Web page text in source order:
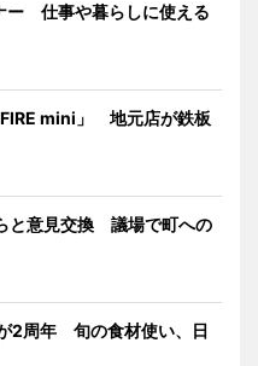
ー 仕事や暮らしに使える
mini」 地元店が鉄板
と意見交換 議場で町への
2周年 旬の食材使い、日